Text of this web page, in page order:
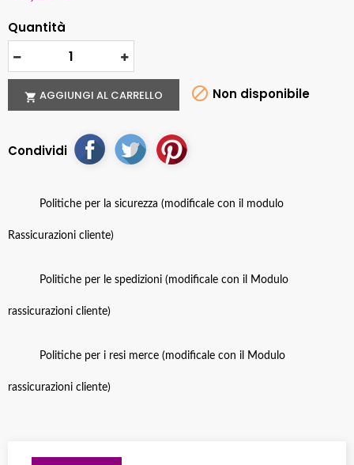
Quantità
 AGGIUNGI AL CARRELLO  Non disponibile
Condividi
Politiche per la sicurezza (modificale con il modulo
Rassicurazioni cliente)
Politiche per le spedizioni (modificale con il Modulo
rassicurazioni cliente)
Politiche per i resi merce (modificale con il Modulo
rassicurazioni cliente)